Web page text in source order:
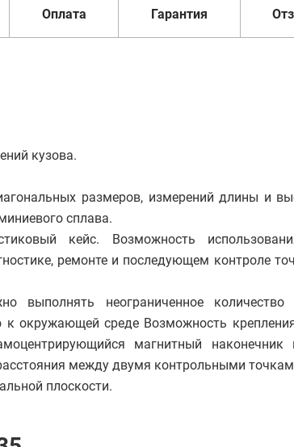
Оплата Гарантия
кузова.
размеров, измерений длины и
сплава.
кейс. Возможность
ремонте и последующем контроле
неограниченное количество
к окружающей среде Возможность
магнитный наконечник
между двумя контрольными
плоскости.